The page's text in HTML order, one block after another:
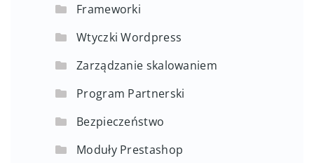
Frameworki
Wtyczki Wordpress
Zarządzanie skalowaniem
Program Partnerski
Bezpieczeństwo
Moduły Prestashop